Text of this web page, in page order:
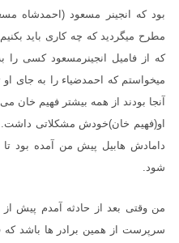
بود که انجینر مسعود (احمدشاه
مطرح میگردید که چه کاری باید
که از فامیل انجینرمسعود کسی را
میخواستم که احمدضیاء را به جای
آنجا بودند از همه بیشتر فهیم
او(فهیم خان)خودش مشکلاتی داشت.
دامادش هابیل پیش من آمده بود
شود.
من وقتی بعد از حادثه آمدم پیش از
سرپرست از همین برادر ها باشد که